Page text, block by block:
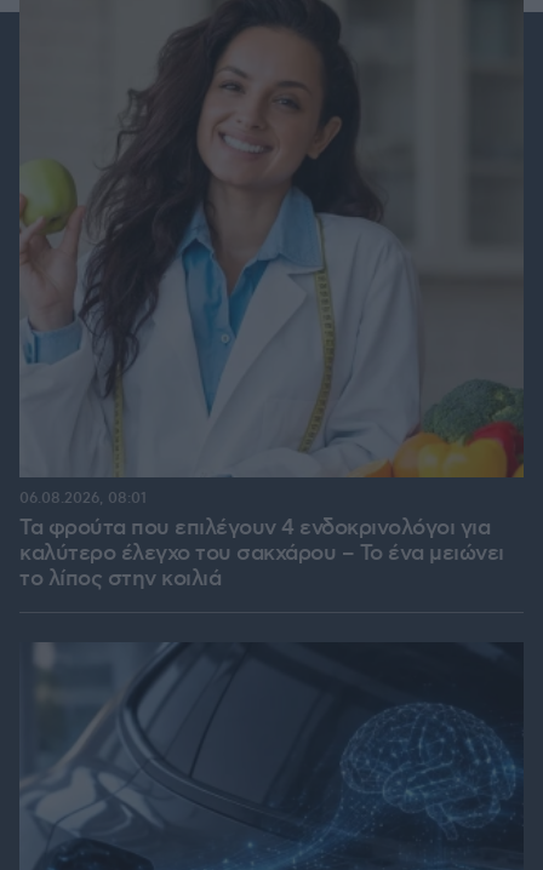
Τα φρούτα που επιλέγουν 4 ενδοκρινολόγοι για
καλύτερο έλεγχο του σακχάρου – Το ένα μειώνει
το λίπος στην κοιλιά
06.08.2026, 08:01